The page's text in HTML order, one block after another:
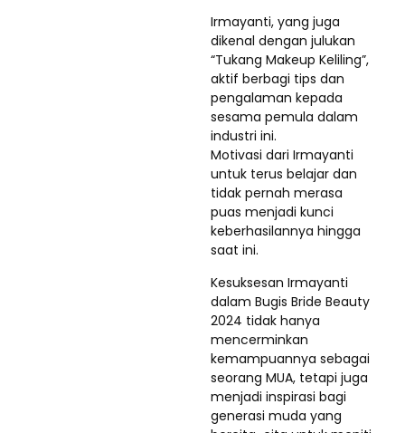
Irmayanti, yang juga
dikenal dengan julukan
“Tukang Makeup Keliling”,
aktif berbagi tips dan
pengalaman kepada
sesama pemula dalam
industri ini.
Motivasi dari Irmayanti
untuk terus belajar dan
tidak pernah merasa
puas menjadi kunci
keberhasilannya hingga
saat ini.
Kesuksesan Irmayanti
dalam Bugis Bride Beauty
2024 tidak hanya
mencerminkan
kemampuannya sebagai
seorang MUA, tetapi juga
menjadi inspirasi bagi
generasi muda yang